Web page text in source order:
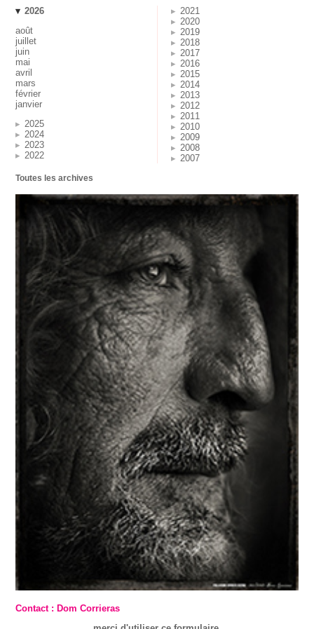
2026
août
juillet
juin
mai
avril
mars
février
janvier
2025
2024
2023
2022
2021
2020
2019
2018
2017
2016
2015
2014
2013
2012
2011
2010
2009
2008
2007
Toutes les archives
Contact : Dom Corrieras